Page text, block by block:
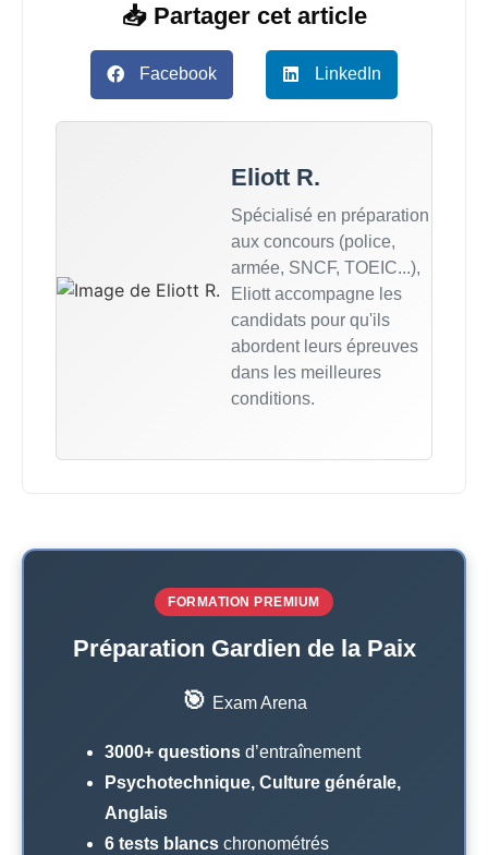
📥 Partager cet article
Facebook LinkedIn
Eliott R.
Spécialisé en préparation
aux concours (police,
armée, SNCF, TOEIC...),
Eliott accompagne les
candidats pour qu'ils
abordent leurs épreuves
dans les meilleures
conditions.
FORMATION PREMIUM
Préparation Gardien de la Paix
🎯 Exam Arena
3000+ questions d’entraînement
Psychotechnique, Culture générale,
Anglais
6 tests blancs chronométrés